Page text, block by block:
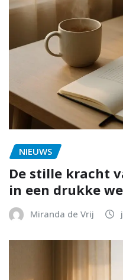
NIEUWS
De stille kracht
in een drukke
Miranda de Vrij